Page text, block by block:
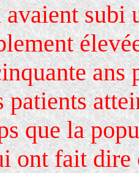
subi
patients
que la
ont fait